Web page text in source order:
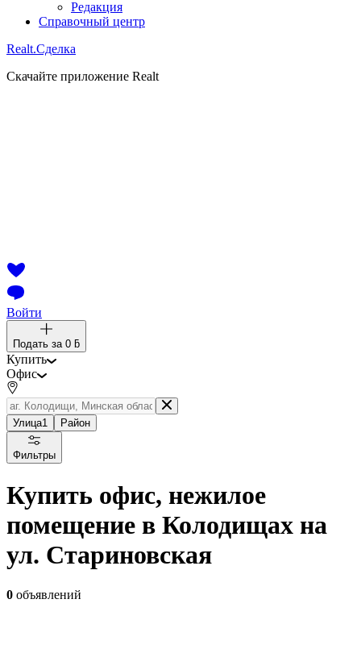
Редакция
Справочный центр
Realt.Сделка
Скачайте приложение Realt
Войти
Подать за 0 ƃ
Купить
Офис
Улица1 Район
Фильтры
Купить офис, нежилое
помещение в Колодищах на
ул. Стариновская
0 объявлений